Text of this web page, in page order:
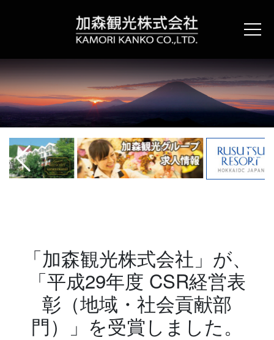
ン
ツ
へ
ス
キ
「加森観光株式会社」が、
「平成29年度 CSR経営表
彰（地域・社会貢献部
門）」を受賞しました。